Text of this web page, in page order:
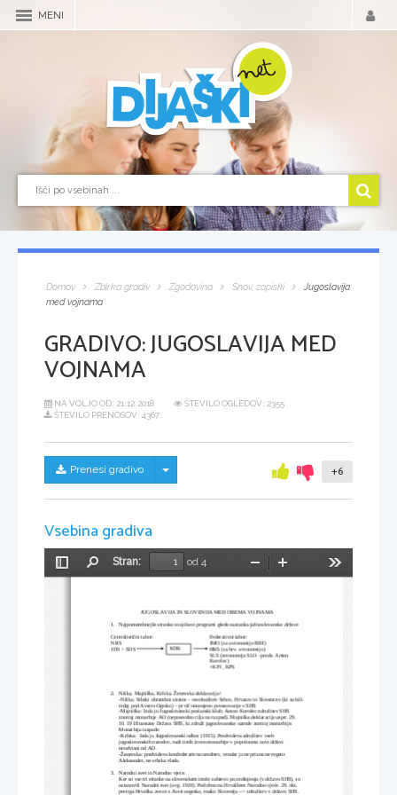
MENI
Domov Zbirka gradiv Zgodovina Snov, zapiski
Jugoslavija
med vojnama
GRADIVO:JUGOSLAVIJA MED
VOJNAMA
NA VOLJO OD: 21.12.2018
ŠTEVILO OGLEDOV: 2355
ŠTEVILO PRENOSOV: 4367
Prenesi gradivo Skrij/prikaži meni +6
Vsebina gradiva
Preklopi
Stran:
od 4
Pomanjšaj
JUGOSLAVIJA IN SLOVENIJA MED OBEMA VOJNAMA
1. Najpomembnejše stranke in njihovi programi glede nastanka južnoslovanske države
Centralistični tabor:
NRS
JDS > SDS
Federativni tabor:
JMO (za avtonomijo BIH)
HKS (za hrv. avtonomijo)
SLS (avtonomija SLO –preds. Anton
Korošec)
+KPJ , KPS
2.
Niška, Majniška, Krfska, Ženevska deklaracija!
-Niška: Srbski obrambni sistem – osvoboditev Srbov, Hrvatov in Slovencev (ki so bili
tedaj pod Avstro-Ogrsko) – prvič omenjeno povezovanje v SHS
-Majniška: Izda jo Jugoslovanski poslanski klub; Anton Korošec:združitev SHS
znotraj monarhije AO (neposredno cilja na razpad). Majniška deklaracija uspe: 29.
10. 1918 nastane Država SHS, ki združi jugoslovanske narode znotraj monarhije.
Monarhija razpade.
-Krfska:  Izda jo Jugoslovanski odbor (1915). Predvideva združitev vseh
jugoslovanskih narodov, tudi tistih izven monarhije v popolnoma novi državi
neodvisni od AO.
-Ženevska: predvideva konfederativno ureditev, vendar jo ne prizna ne regent
Aleksander, ne srbska vlada.
3.
Narodni svet in Narodno vjeće.
Ker so vse tri stranke na slovenskem imele zahtevo po zedinjenju (v državo SHS), so
ustanovili Narodni svet (avg. 1918). Podobno na Hrvaškem Narodno vjeće. 29. okt.
pretrga Hrvaška zveze z Avstroogrsko, enako Slovenija --> združitev v državo SHS.
KDK